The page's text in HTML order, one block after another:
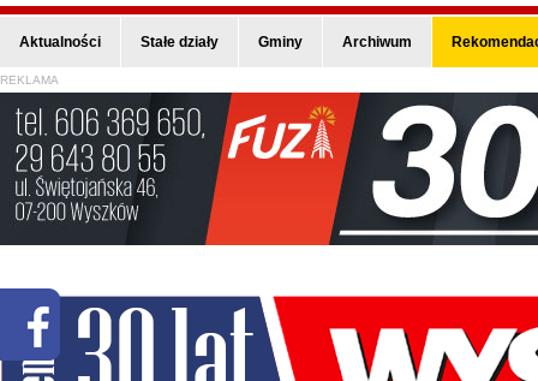
Aktualności Stałe działy Gminy Archiwum
REKLAMA